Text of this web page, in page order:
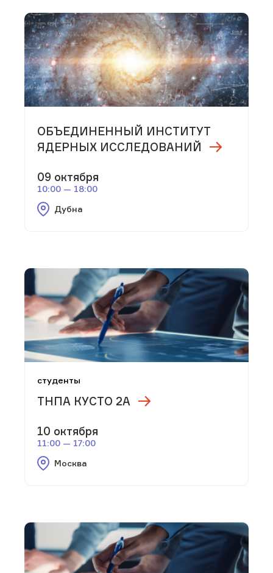
ОБЪЕДИНЕННЫЙ ИНСТИТУТ
ЯДЕРНЫХ ИССЛЕДОВАНИЙ
09 октября
10:00 — 18:00
Дубна
студенты
ТНПА КУСТО 2А
10 октября
11:00 — 17:00
Москва